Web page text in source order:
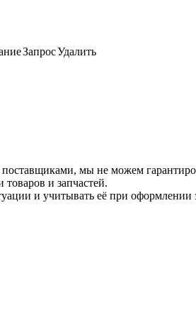
ЗапросУдалить
мы не можем
и запчастей.
и учитывать её при оформлении